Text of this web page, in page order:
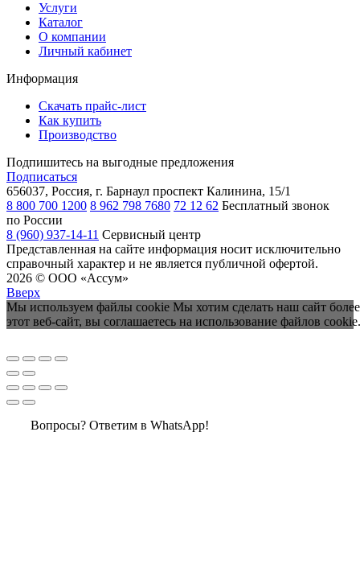
Услуги
Каталог
О компании
Личный кабинет
Информация
Скачать прайс-лист
Как купить
Производство
Подпишитесь на выгодные предложения
Подписаться
656037, Россия, г. Барнаул проспект Калинина, 15/1
8 800 700 1200 8 962 798 7680 72 12 62 Бесплатный звонок
по России
8 (960) 937-14-11 Сервисный центр
Представленная на сайте информация носит исключительно
справочный характер и не является публичной офертой.
2026 © ООО «Ассум»
Вверх
Мы используем файлы cookie Мы хотим сделать наш сайт
этот веб-сайт, вы соглашаетесь на использование файлов cookie.
Вопросы? Ответим в WhatsApp!